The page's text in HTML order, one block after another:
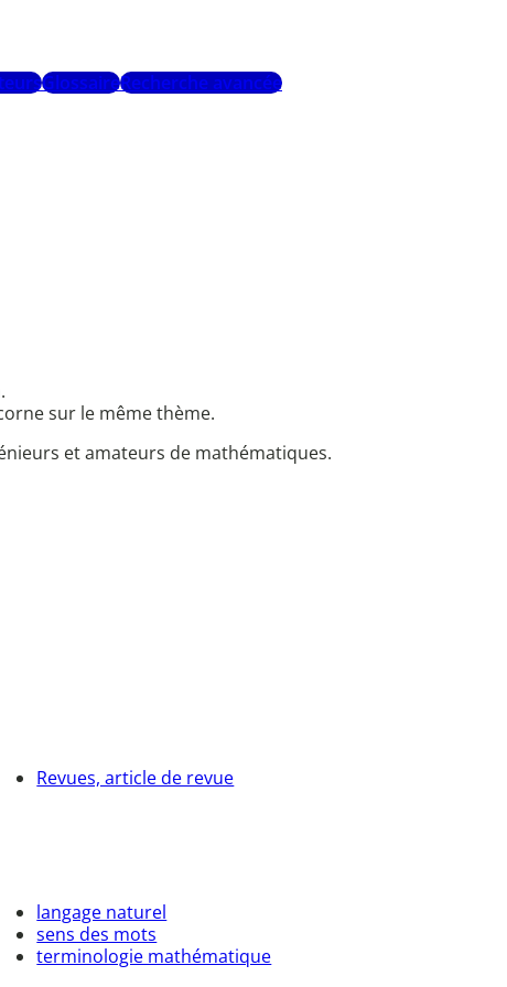
GlossaireRecherche avancée
sur le même thème.
et amateurs de mathématiques.
Revues, article de revue
langage naturel
sens des mots
terminologie mathématique